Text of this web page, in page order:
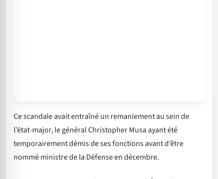
Ce scandale avait entraîné un remaniement au sein de
l’état-major, le général Christopher Musa ayant été
temporairement démis de ses fonctions avant d’être
nommé ministre de la Défense en décembre.